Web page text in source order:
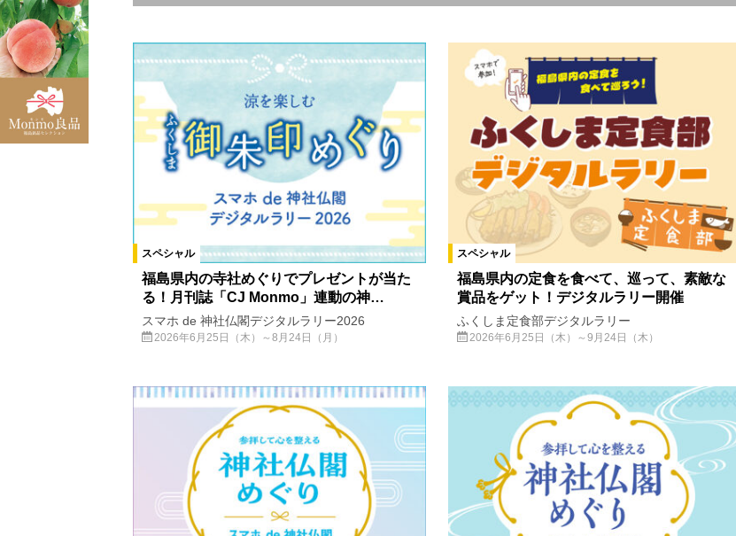
福島県全域 福島市 二本松市
猪苗代町 会津美里町 新地町 相馬市
県北エリア 県中エリア 県南エリア 会津エリア 浜通りエリア 宮城県 川俣町
北塩原村 会津若松市 桑折町 山形県 栃木県 新潟県 富山県 泉崎村
西郷村 中島村 鮫川村 塙町 浪江町 双葉町 大熊町 楢葉町
玉川村 平田村 古殿町 浅川町 白石市 米沢市
カテゴリ
お知らせ プレゼント イベント 募集
絞り込む
スペシャル
福島県内の寺社めぐりでプレゼントが当た
る！月刊誌「CJ Monmo」連動の神…
スマホ de 神社仏閣デジタルラリー2026
2026年6月25日（木）～8月24日（月）
スペシャル
福島県内の定食を食べて、巡って、素敵な
賞品をゲット！デジタルラリー開催
ふくしま定食部デジタルラリー
2026年6月25日（木）～9月24日（木）